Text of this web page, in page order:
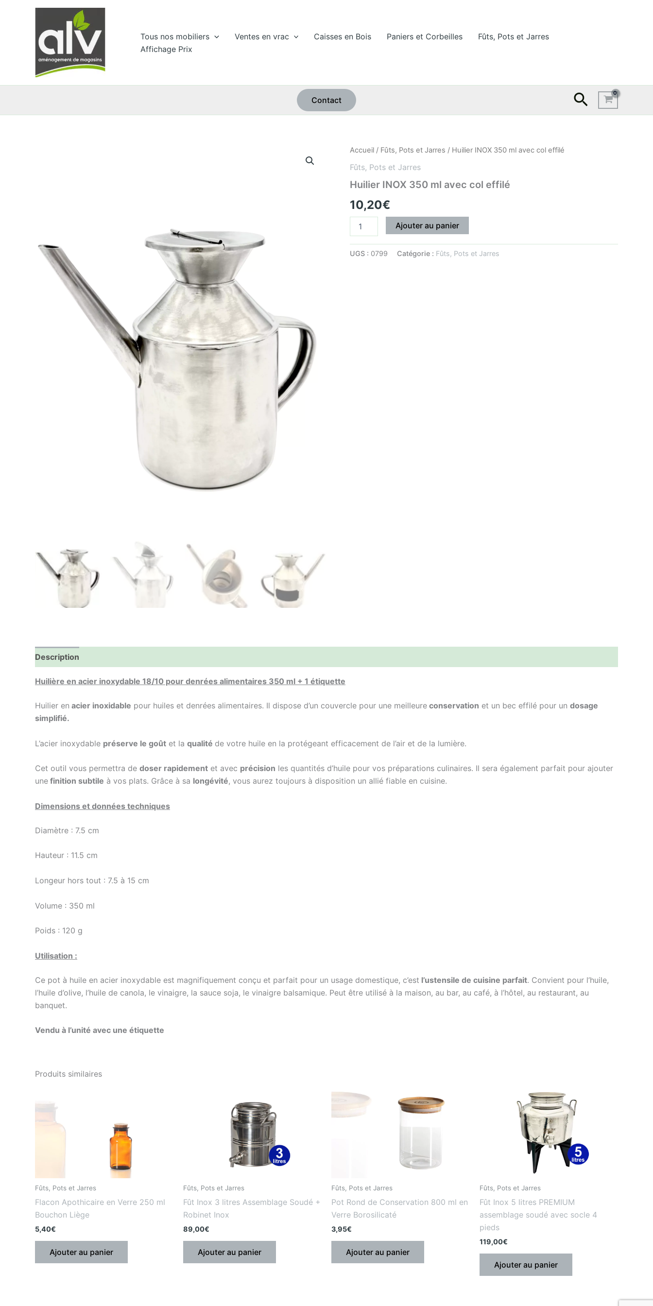
Tous nos mobiliers Ventes en vrac Caisses en Bois Paniers et Corbeilles
Fûts, Pots et Jarres
Affichage Prix
Contact
Accueil / Fûts, Pots et Jarres / Huilier INOX 350 ml avec col effilé
Fûts, Pots et Jarres
Huilier INOX 350 ml avec col effilé
10,20€
quantité
Huilier
350
avec
col
effilé
Ajouter au panier
UGS : 0799 Catégorie : Fûts, Pots et Jarres
Description
Huilière en acier inoxydable 18/10 pour denrées alimentaires 350 ml + 1 étiquette
Huilier en acier inoxidable pour huiles et denrées alimentaires. Il dispose d’un couvercle pour une meilleure conservation et un bec effilé pour un dosage
simplifié.
L’acier inoxydable préserve le goût et la qualité de votre huile en la protégeant efficacement de l’air et de la lumière.
Cet outil vous permettra de doser rapidement et avec précision les quantités d’huile pour vos préparations culinaires. Il sera également parfait pour ajouter
une finition subtile à vos plats. Grâce à sa longévité, vous aurez toujours à disposition un allié fiable en cuisine.
Dimensions et données techniques
Diamètre : 7.5 cm
Hauteur : 11.5 cm
Longeur hors tout : 7.5 à 15 cm
Volume : 350 ml
Poids : 120 g
Utilisation :
Ce pot à huile en acier inoxydable est magnifiquement conçu et parfait pour un usage domestique, c’est l’ustensile de cuisine parfait. Convient pour l’huile,
l’huile d’olive, l’huile de canola, le vinaigre, la sauce soja, le vinaigre balsamique. Peut être utilisé à la maison, au bar, au café, à l’hôtel, au restaurant, au
banquet.
Vendu à l’unité avec une étiquette
Produits similaires
Fûts, Pots et Jarres
Flacon Apothicaire en Verre 250 ml
Bouchon Liège
5,40€
Ajouter au panier
Fûts, Pots et Jarres
Fût Inox 3 litres Assemblage Soudé +
Robinet Inox
89,00€
Ajouter au panier
Fûts, Pots et Jarres
Pot Rond de Conservation 800 ml en
Verre Borosilicaté
3,95€
Ajouter au panier
Fûts, Pots et Jarres
Fût Inox 5 litres PREMIUM
assemblage soudé avec socle 4
pieds
119,00€
Ajouter au panier